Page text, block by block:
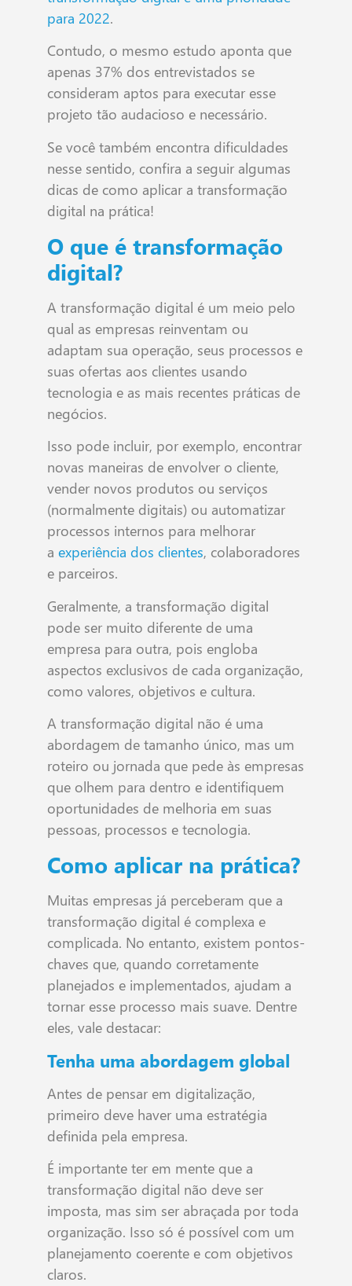
para 2022.
Contudo, o mesmo estudo aponta que
apenas 37% dos entrevistados se
consideram aptos para executar esse
projeto tão audacioso e necessário.
Se você também encontra dificuldades
nesse sentido, confira a seguir algumas
dicas de como aplicar a transformação
digital na prática!
O que é transformação
digital?
A transformação digital é um meio pelo
qual as empresas reinventam ou
adaptam sua operação, seus processos e
suas ofertas aos clientes usando
tecnologia e as mais recentes práticas de
negócios.
Isso pode incluir, por exemplo, encontrar
novas maneiras de envolver o cliente,
vender novos produtos ou serviços
(normalmente digitais) ou automatizar
processos internos para melhorar
a experiência dos clientes, colaboradores
e parceiros.
Geralmente, a transformação digital
pode ser muito diferente de uma
empresa para outra, pois engloba
aspectos exclusivos de cada organização,
como valores, objetivos e cultura.
A transformação digital não é uma
abordagem de tamanho único, mas um
roteiro ou jornada que pede às empresas
que olhem para dentro e identifiquem
oportunidades de melhoria em suas
pessoas, processos e tecnologia.
Como aplicar na prática?
Muitas empresas já perceberam que a
transformação digital é complexa e
complicada. No entanto, existem pontos-
chaves que, quando corretamente
planejados e implementados, ajudam a
tornar esse processo mais suave. Dentre
eles, vale destacar:
Tenha uma abordagem global
Antes de pensar em digitalização,
primeiro deve haver uma estratégia
definida pela empresa.
É importante ter em mente que a
transformação digital não deve ser
imposta, mas sim ser abraçada por toda
organização. Isso só é possível com um
planejamento coerente e com objetivos
claros.